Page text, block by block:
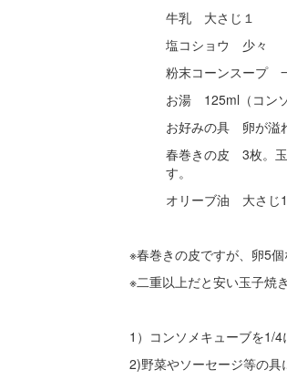
牛乳 大さじ１
塩コショウ 少々
粉末コーンスープ
お湯 125ml（コン
お好みの具 卵が溢
春巻きの皮 3枚。玉
す。
オリーブ油 大さじ
※春巻きの皮ですが、卵5個
※二重以上だと安い玉子焼
1）コンソメキューブを1/4
2)野菜やソーセージ等の具